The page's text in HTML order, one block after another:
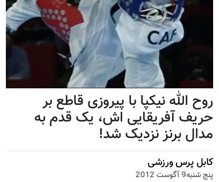
روح الله نیکپا با پیروزی قاطع بر
حریف آفریقایی اش، یک قدم به
مدال برنز نزدیک شد!
کابل پرس ورزشی
پنج شنبه9 آگوست 2012